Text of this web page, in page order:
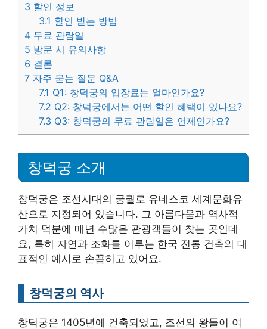
3 할인 정보
3.1 할인 받는 방법
4 무료 관람일
5 방문 시 유의사항
6 결론
7 자주 묻는 질문 Q&A
7.1 Q1: 창덕궁의 입장료는 얼마인가요?
7.2 Q2: 창덕궁에서는 어떤 할인 혜택이 있나요?
7.3 Q3: 창덕궁의 무료 관람일은 언제인가요?
창덕궁 소개
창덕궁은 조선시대의 궁궐로 유네스코 세계문화유
산으로 지정되어 있습니다. 그 아름다움과 역사적
가치 덕분에 매년 수많은 관광객들이 찾는 곳인데
요, 특히 자연과 조화를 이루는 한국 전통 건축의 대
표적인 예시로 손꼽히고 있어요.
창덕궁의 역사
창덕궁은 1405년에 건축되었고, 조선의 왕들이 여